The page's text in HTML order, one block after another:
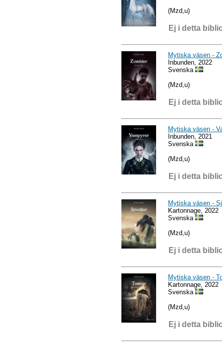
(Mzd,u)
Ej i detta
Mytiska väsen -
Inbunden, 2022
Svenska
(Mzd,u)
Ej i detta
Mytiska väsen -
Inbunden, 2021
Svenska
(Mzd,u)
Ej i detta
Mytiska väsen -
Kartonnage, 2022
Svenska
(Mzd,u)
Ej i detta
Mytiska väsen -
Kartonnage, 2022
Svenska
(Mzd,u)
Ej i detta